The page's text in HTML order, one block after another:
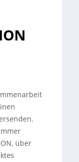
über